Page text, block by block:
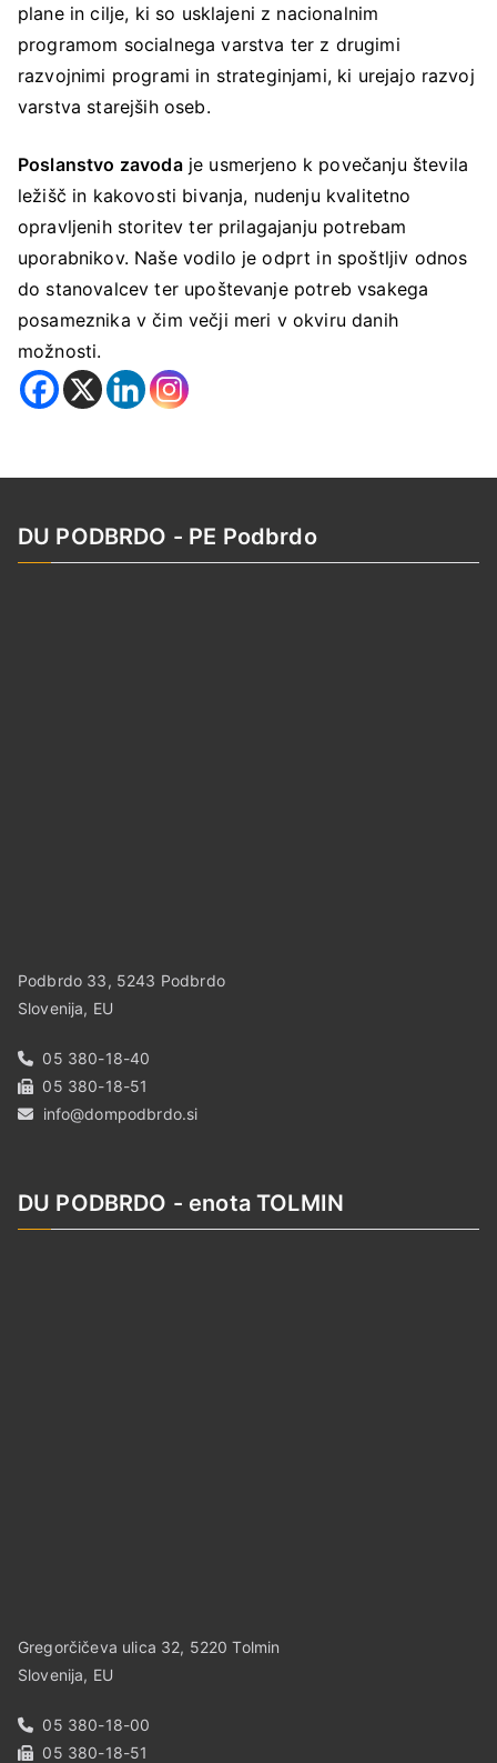
plane in cilje, ki so usklajeni z nacionalnim
programom socialnega varstva ter z drugimi
razvojnimi programi in strateginjami, ki urejajo razvoj
varstva starejših oseb.
Poslanstvo zavodaje usmerjeno k povečanju števila
ležišč in kakovosti bivanja, nudenju kvalitetno
opravljenih storitev ter prilagajanju potrebam
uporabnikov. Naše vodilo je odprt in spoštljiv odnos
do stanovalcev ter upoštevanje potreb vsakega
posameznika v čim večji meri v okviru danih
možnosti.
DU PODBRDO - PE Podbrdo
Podbrdo 33, 5243 Podbrdo
Slovenija, EU
05 380-18-40
05 380-18-51
info@dompodbrdo.si
DU PODBRDO - enota TOLMIN
Gregorčičeva ulica 32, 5220 Tolmin
Slovenija, EU
05 380-18-00
05 380-18-51